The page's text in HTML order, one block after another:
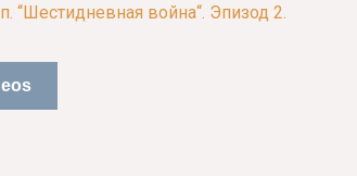
“Шестидневная война“. Эпизод 2.